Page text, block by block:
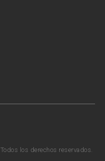
Todos los derechos reservados.